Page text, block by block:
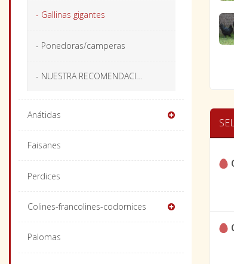
- Gallinas gigantes
- Ponedoras/camperas
- NUESTRA RECOMENDACIÓN
Anátidas
Faisanes
Perdices
Colines-francolines-codornices
Palomas